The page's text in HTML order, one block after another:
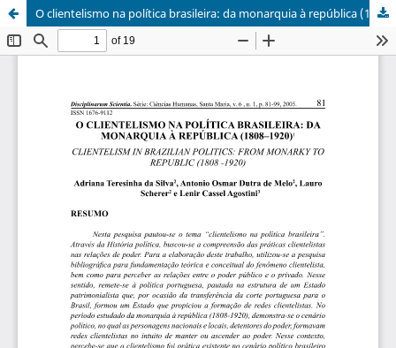
O clientelismo na política brasileira: da monarquia à república (1808–1920)